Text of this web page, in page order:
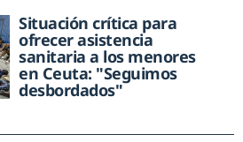
Situación crítica para
ofrecer asistencia
sanitaria a los menores
en Ceuta: "Seguimos
desbordados"